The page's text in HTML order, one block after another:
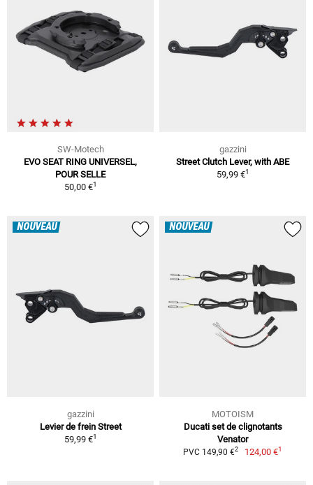
SW-Motech
EVO SEAT RING UNIVERSEL,
POUR SELLE
50,00 €1
gazzini
Street Clutch Lever, with ABE
59,99 €1
NOUVEAU
gazzini
Levier de frein Street
59,99 €1
NOUVEAU
MOTOISM
Ducati set de clignotants
Venator
PVC 149,90 €2 124,00 €1